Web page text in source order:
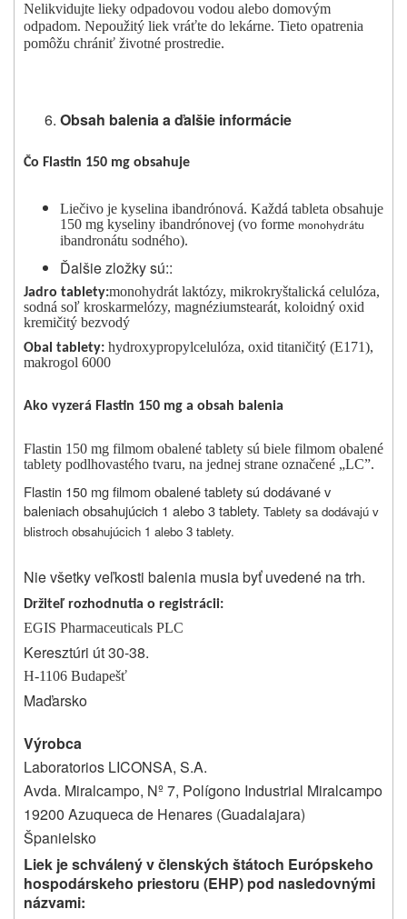
Nelikvidujte lieky odpadovou vodou alebo domovým
odpadom. Nepoužitý liek vráťte do lekárne. Tieto opatrenia
pomôžu chrániť životné prostredie.
Obsah balenia a ďalšie informácie
Čo Flastin 150 mg obsahuje
Liečivo je kyselina ibandrónová. Každá tableta obsahuje
150 mg kyseliny ibandrónovej (vo forme monohydrátu
ibandronátu sodného).
Ďalšie zložky sú::
Jadro tablety:monohydrát laktózy, mikrokryštalická celulóza,
sodná soľ kroskarmelózy, magnéziumstearát, koloidný oxid
kremičitý bezvodý
Obal tablety: hydroxypropylcelulóza, oxid titaničitý (E171),
makrogol 6000
Ako vyzerá Flastin 150 mg a obsah balenia
Flastin 150 mg filmom obalené tablety sú biele filmom obalené
tablety podlhovastého tvaru, na jednej strane označené „LC”.
Flastin 150 mg filmom obalené tablety sú dodávané v
baleniach obsahujúcich 1 alebo 3 tablety. Tablety sa dodávajú v
blistroch obsahujúcich 1 alebo 3 tablety.
Nie všetky veľkosti balenia musia byť uvedené na trh.
Držiteľ rozhodnutia o registrácii:
EGIS Pharmaceuticals PLC
Keresztúri út 30-38.
H-1106 Budapešť
Maďarsko
Výrobca
Laboratorios LICONSA, S.A.
Avda. Miralcampo, Nº 7, Polígono Industrial Miralcampo
19200 Azuqueca de Henares (Guadalajara)
Španielsko
Liek je schválenývčlenských štátoch Európskeho
hospodárskeho priestoru (EHP) pod nasledovnými
názvami: